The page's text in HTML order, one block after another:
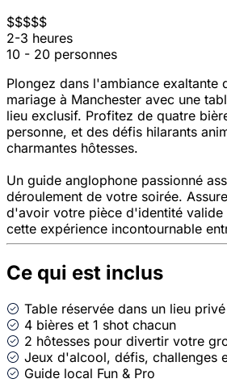
$$$$$
2-3 heures
10 - 20 personnes
Plongez dans l'ambiance exaltante
mariage à Manchester avec une
lieu exclusif. Profitez de quatre
personne, et des défis hilarants
charmantes hôtesses.
Un guide anglophone passionné
déroulement de votre soirée.
d'avoir votre pièce d'identité valide
cette expérience incontournable
Ce qui est inclus
Table réservée dans un lieu
4 bières et 1 shot chacun
2 hôtesses pour divertir votre
Jeux d'alcool, défis, challenges
Guide local Fun & Pro